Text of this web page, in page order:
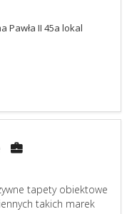
Pawła II 45a lokal
tapety obiektowe
takich marek